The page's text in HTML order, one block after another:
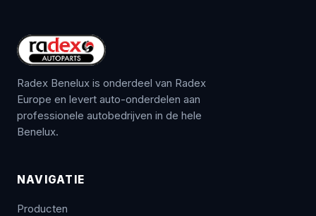
Radex Benelux is onderdeel van Radex
Europe en levert auto-onderdelen aan
professionele autobedrijven in de hele
Benelux.
NAVIGATIE
Producten